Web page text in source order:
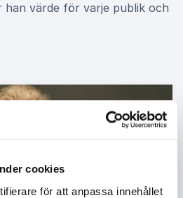
cookies
för att anpassa innehållet
han värde för varje publik och